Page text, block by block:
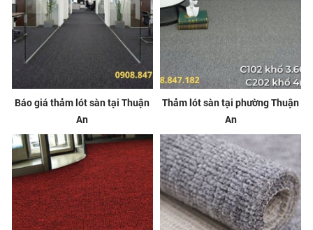
Báo giá thảm lót sàn tại Thuận
An
Thảm lót sàn tại phường Thuận
An